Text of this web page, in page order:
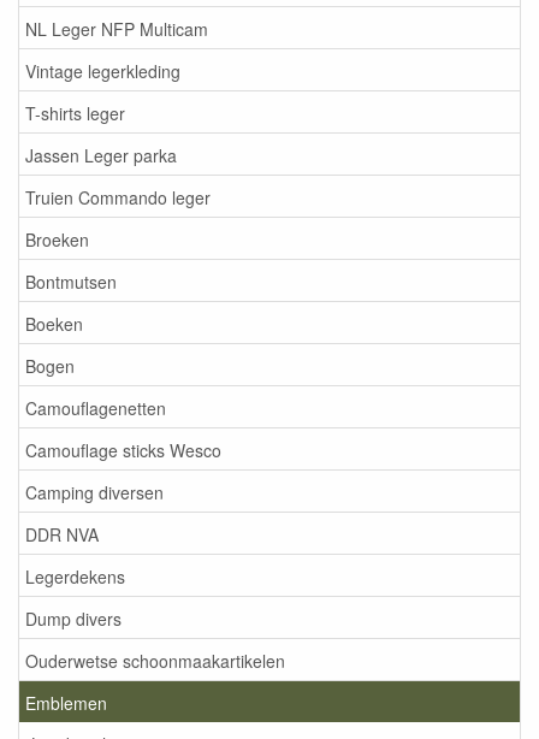
NL Leger NFP Multicam
Vintage legerkleding
T-shirts leger
Jassen Leger parka
Truien Commando leger
Broeken
Bontmutsen
Boeken
Bogen
Camouflagenetten
Camouflage sticks Wesco
Camping diversen
DDR NVA
Legerdekens
Dump divers
Ouderwetse schoonmaakartikelen
Emblemen